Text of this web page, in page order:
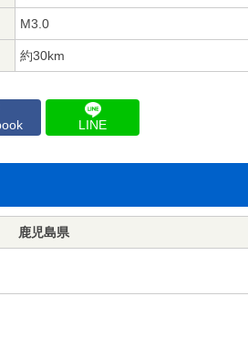
M3.0
約30km
LINE
鹿児島県